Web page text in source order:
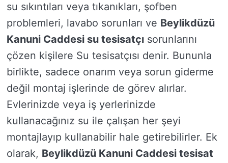
su sıkıntıları veya tıkanıkları, şofben
problemleri, lavabo sorunları ve Beylikdüzü
Kanuni Caddesi su tesisatçı sorunlarını
çözen kişilere Su tesisatçısı denir. Bununla
birlikte, sadece onarım veya sorun giderme
değil montaj işlerinde de görev alırlar.
Evlerinizde veya iş yerlerinizde
kullanacağınız su ile çalışan her şeyi
montajlayıp kullanabilir hale getirebilirler. Ek
olarak, Beylikdüzü Kanuni Caddesi tesisat